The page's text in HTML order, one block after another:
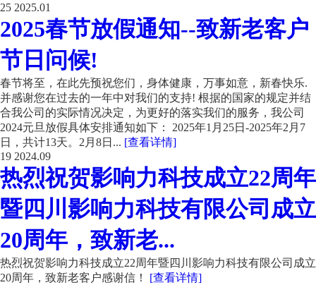
25 2025.01
2025春节放假通知--致新老客户
节日问候!
春节将至，在此先预祝您们，身体健康，万事如意，新春快乐.
并感谢您在过去的一年中对我们的支持! 根据的国家的规定并结
合我公司的实际情况决定，为更好的落实我们的服务，我公司
2024元旦放假具体安排通知如下： 2025年1月25日-2025年2月7
日，共计13天。2月8日... [查看详情]
19 2024.09
热烈祝贺影响力科技成立22周年
暨四川影响力科技有限公司成立
20周年，致新老...
热烈祝贺影响力科技成立22周年暨四川影响力科技有限公司成立
20周年，致新老客户感谢信！ [查看详情]